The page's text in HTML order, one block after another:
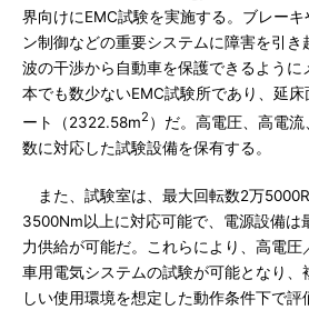
界向けにEMC試験を実施する。ブレー
ン制御などの重要システムに障害を引
波の干渉から自動車を保護できるように
本でも数少ないEMC試験所であり、延
ート（2322.58m2 ）だ。高電圧、高電
数に対応した試験設備を保有する。
また、試験室は、最大回転数2万
3500Nm以上に対応可能で、電源設備は
力供給が可能だ。これらにより、高電圧
車用電気システムの試験が可能となり
しい使用環境を想定した動作条件下で評